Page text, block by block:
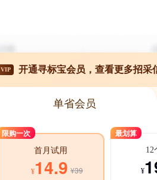
VIP 开通寻标宝会员，查看更多招采
单省会员
限购一次
首月试用
¥14.9 ¥39
最划算
12
¥